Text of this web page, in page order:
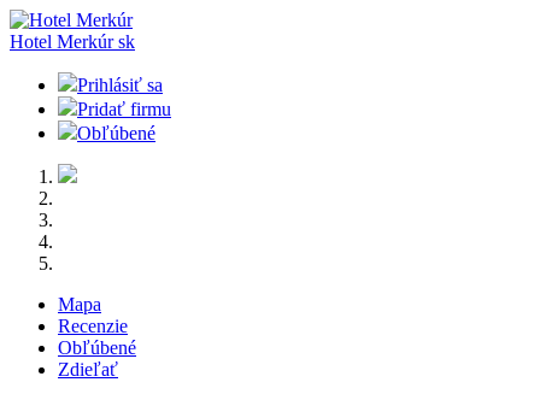
Hotel Merkúrsk
Prihlásiť sa
Pridať firmu
Obľúbené
Mapa
Recenzie
Obľúbené
Zdieľať